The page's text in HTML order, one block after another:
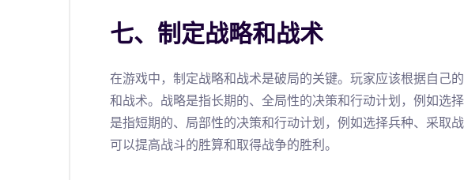
七、制定战略和战术
在游戏中，制定战略和战术是破局的关键。玩家应该根据自己
和战术。战略是指长期的、全局性的决策和行动计划，例如选
是指短期的、局部性的决策和行动计划，例如选择兵种、采取
可以提高战斗的胜算和取得战争的胜利。